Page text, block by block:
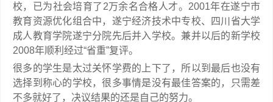
校，已为社会培育了2万余名合格人才。2001年在遂宁市
教育资源优化组合中，遂宁经济技术中专校、四川省大学
成人教育学院遂宁分院先后并入学校。兼并以后的新学校
2008年顺利经过“省重”复评。
很多的学生是太过关怀学费的上下了，所以到最后也没有
选择到称心的学校，很多事情是没有最佳答案的，只需差
不多就好了，决议结果的还是自己的努力。